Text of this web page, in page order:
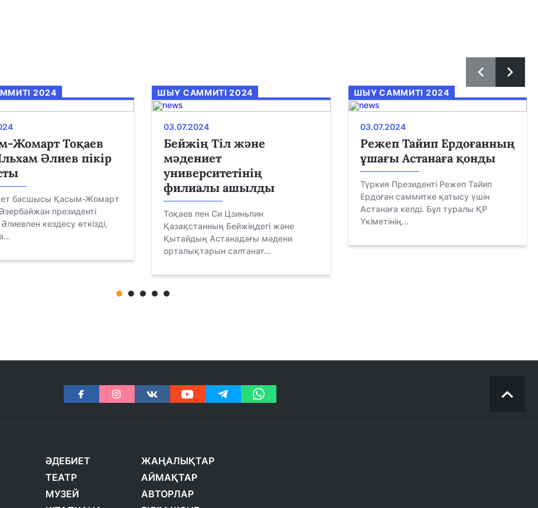
2024
Жомарт Тоқаев
Әлиев пікір
басшысы Қасым-Жомарт
президенті
кездесу өткізді,
ШЫҰ САММИТІ 2024
03.07.2024
Бейжің Тіл және
мәдениет
университетінің
филиалы ашылды
Тоқаев пен Си Цзиньпин
Қазақстанның Бейжіңдегі және
Қытайдың Астанадағы мәдени
орталықтарын салтанат...
ШЫҰ САММИТІ 2024
03.07.2024
Режеп Тайип Ердоғанның
ұшағы Астанаға қонды
Түркия Президенті Режеп Тайип
Ердоған саммитке қатысу үшін
Астанаға келді. Бұл туралы ҚР
Үкіметінің...
ӘДЕБИЕТ
ТЕАТР
МУЗЕЙ
ЖАҢАЛЫҚТАР
АЙМАҚТАР
АВТОРЛАР